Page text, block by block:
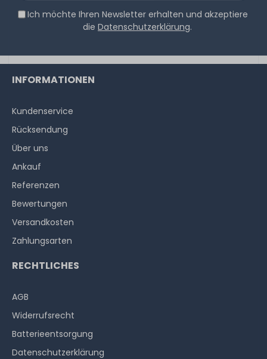
Gerät-CAL Lizenz, OPL Volumenlizenz)
Microsoft Windows Server 2025 Device-CAL (Single-Pack
Ich möchte Ihren Newsletter erhalten und akzeptiere
die Datenschutzerklärung.
INFORMATIONEN
Kundenservice
Rücksendung
Über uns
Ankauf
Referenzen
Bewertungen
Versandkosten
Zahlungsarten
RECHTLICHES
AGB
Widerrufs­recht
Batterieentsorgung
Datenschutzerklärung